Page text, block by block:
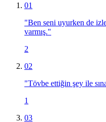
01
"Ben seni uyurken de
varmış."
2
02
"Tövbe ettiğin şey ile
1
03